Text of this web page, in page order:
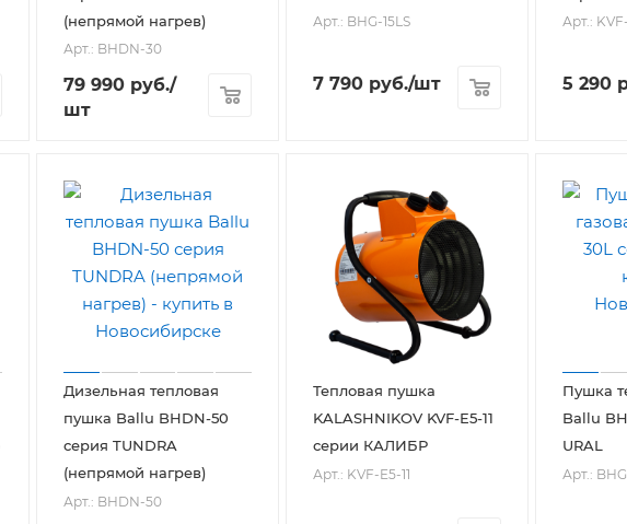
(непрямой нагрев)
Арт.: BHDN-30
79 990 руб./
шт
Арт.: BHG-15LS
7 790 руб./шт
Арт.:
5 290
Дизельная тепловая
пушка Ballu BHDN-50
серия TUNDRA
(непрямой нагрев)
Арт.: BHDN-50
Тепловая пушка
KALASHNIKOV KVF-E5-11
серии КАЛИБР
Арт.: KVF-E5-11
Пушка
Ballu
URAL
Арт.: